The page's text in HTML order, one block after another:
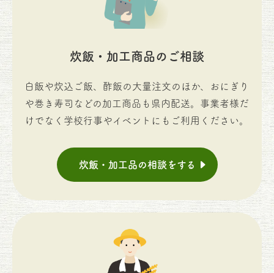
炊飯・加工商品のご相談
白飯や炊込ご飯、酢飯の大量注文のほか、おにぎり
や巻き寿司などの加工商品も県内配送。事業者様だ
けでなく学校行事やイベントにもご利用ください。
炊飯・加工品の相談をする